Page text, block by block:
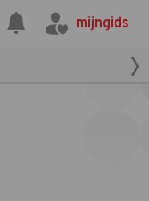
mijngids